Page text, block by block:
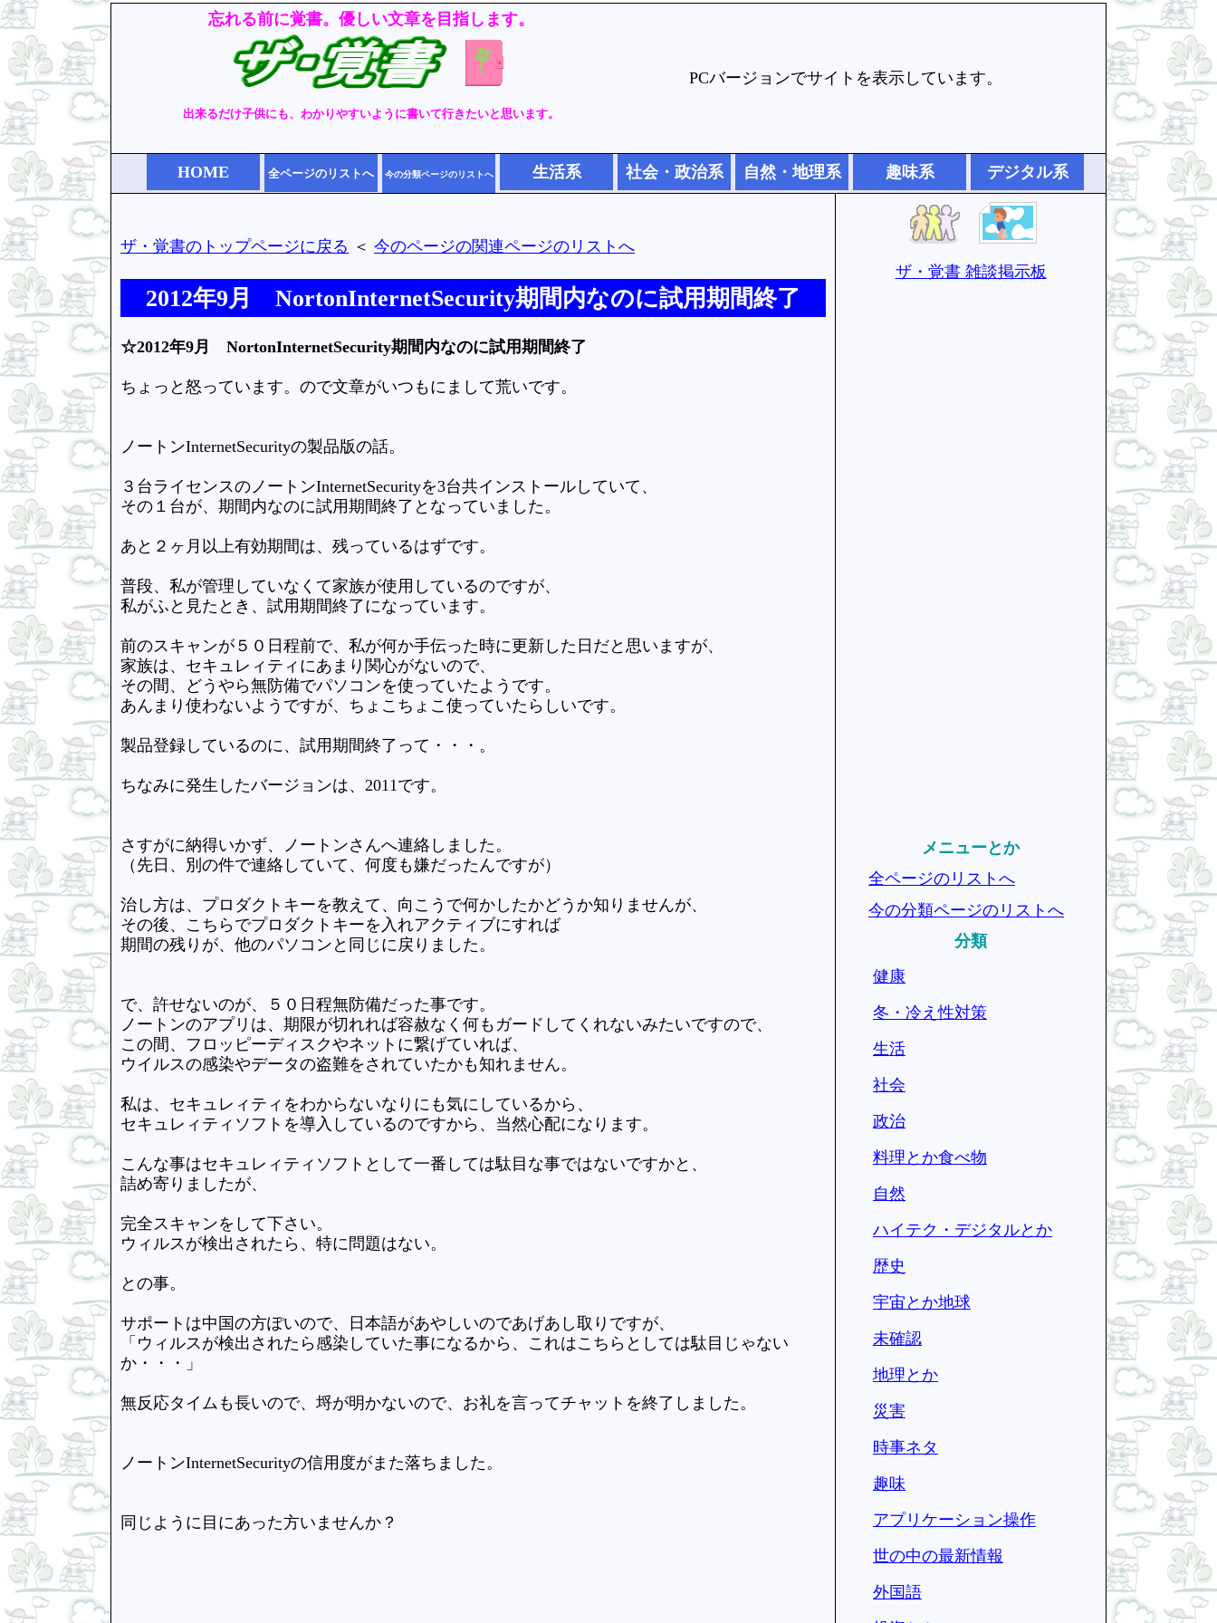
忘れる前に覚書。優しい文章を目指します。
出来るだけ子供にも、わかりやすいように書いて行きたいと思います。
PCバージョンでサイトを表示しています。
HOME 全ページのリストへ 今の分類ページのリストへ 生活系 社会・政治系 自然・地理系 趣味系 デジタル系
ザ・覚書のトップページに戻る ＜ 今のページの関連ページのリストへ
2012年9月 NortonInternetSecurity期間内なのに試用期間終了
☆2012年9月 NortonInternetSecurity期間内なのに試用期間終了
ちょっと怒っています。ので文章がいつもにまして荒いです。
ノートンInternetSecurityの製品版の話。
３台ライセンスのノートンInternetSecurityを3台共インストールしていて、
その１台が、期間内なのに試用期間終了となっていました。
あと２ヶ月以上有効期間は、残っているはずです。
普段、私が管理していなくて家族が使用しているのですが、
私がふと見たとき、試用期間終了になっています。
前のスキャンが５０日程前で、私が何か手伝った時に更新した日だと思いますが、
家族は、セキュレィティにあまり関心がないので、
その間、どうやら無防備でパソコンを使っていたようです。
あんまり使わないようですが、ちょこちょこ使っていたらしいです。
製品登録しているのに、試用期間終了って・・・。
ちなみに発生したバージョンは、2011です。
さすがに納得いかず、ノートンさんへ連絡しました。
（先日、別の件で連絡していて、何度も嫌だったんですが）
治し方は、プロダクトキーを教えて、向こうで何かしたかどうか知りませんが、
その後、こちらでプロダクトキーを入れアクティブにすれば
期間の残りが、他のパソコンと同じに戻りました。
で、許せないのが、５０日程無防備だった事です。
ノートンのアプリは、期限が切れれば容赦なく何もガードしてくれないみたいですので、
この間、フロッピーディスクやネットに繋げていれば、
ウイルスの感染やデータの盗難をされていたかも知れません。
私は、セキュレィティをわからないなりにも気にしているから、
セキュレィティソフトを導入しているのですから、当然心配になります。
こんな事はセキュレィティソフトとして一番しては駄目な事ではないですかと、
詰め寄りましたが、
完全スキャンをして下さい。
ウィルスが検出されたら、特に問題はない。
との事。
サポートは中国の方ぽいので、日本語があやしいのであげあし取りですが、
「ウィルスが検出されたら感染していた事になるから、これはこちらとしては駄目じゃない
か・・・」
無反応タイムも長いので、埒が明かないので、お礼を言ってチャットを終了しました。
ノートンInternetSecurityの信用度がまた落ちました。
同じように目にあった方いませんか？
ザ・覚書 雑談掲示板
メニューとか
全ページのリストへ
今の分類ページのリストへ
分類
健康
冬・冷え性対策
生活
社会
政治
料理とか食べ物
自然
ハイテク・デジタルとか
歴史
宇宙とか地球
未確認
地理とか
災害
時事ネタ
趣味
アプリケーション操作
世の中の最新情報
外国語